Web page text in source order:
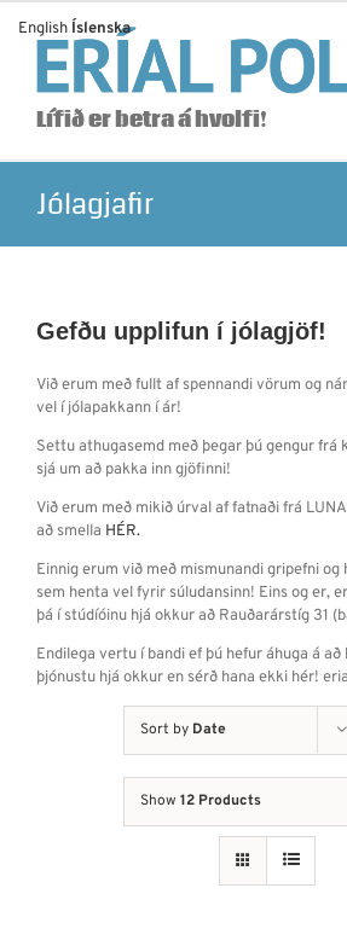
content
Lífið er betra á hvolfi!
Jólagjafir
Gefðu upplifun í jólagjöf!
Við erum með fullt af spennandi vörum og
vel í jólapakkann í ár!
Settu athugasemd með þegar þú gengur frá
sjá um að pakka inn gjöfinni!
Við erum með mikið úrval af fatnaði frá
að smella HÉR.
Einnig erum við með mismunandi gripefni
sem henta vel fyrir súludansinn! Eins og er,
þá í stúdíóinu hjá okkur að Rauðarárstíg 31
Endilega vertu í bandi ef þú hefur áhuga á að
þjónustu hjá okkur en sérð hana ekki hér!
Sort by Date
Show 12 Products
English Íslenska